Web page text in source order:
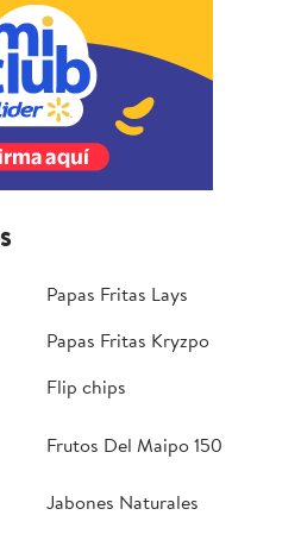
Papas Fritas Lays
Papas Fritas Kryzpo
Flip chips
Frutos Del Maipo 150
Jabones Naturales